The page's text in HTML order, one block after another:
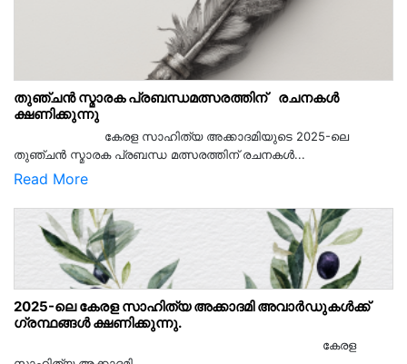
തുഞ്ചൻ സ്മാരക പ്രബന്ധമത്സരത്തിന് രചനകൾ
ക്ഷണിക്കുന്നു
കേരള സാഹിത്യ അക്കാദമിയുടെ 2025-ലെ
തുഞ്ചൻ സ്മാരക പ്രബന്ധ മത്സരത്തിന് രചനകൾ...
Read More
2025-ലെ കേരള സാഹിത്യ അക്കാദമി അവാർഡുകൾക്ക്
ഗ്രന്ഥങ്ങൾ ക്ഷണിക്കുന്നു.
കേരള